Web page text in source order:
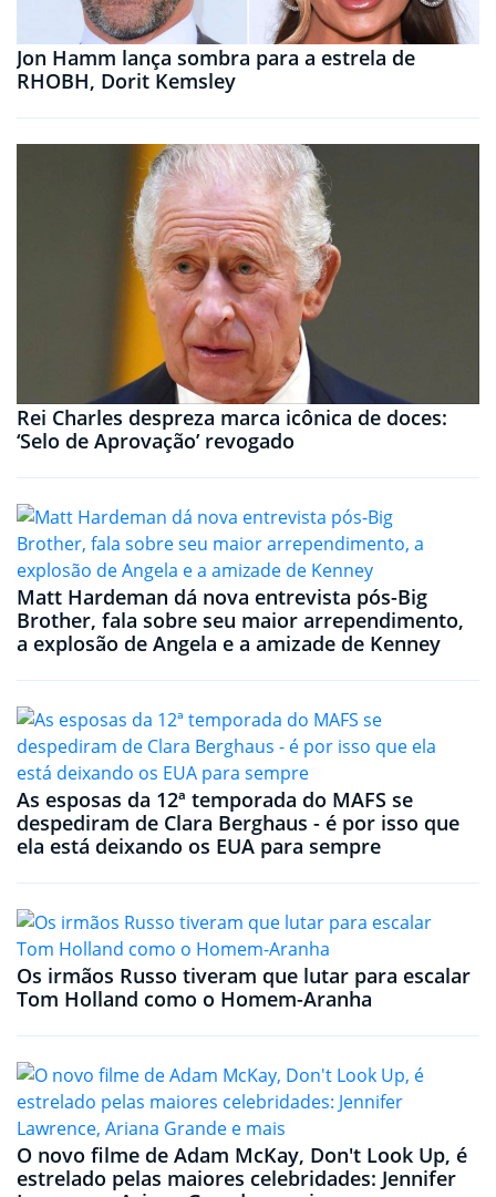
Jon Hamm lança sombra para a estrela de
RHOBH, Dorit Kemsley
Rei Charles despreza marca icônica de doces:
‘Selo de Aprovação’ revogado
Matt Hardeman dá nova entrevista pós-Big
Brother, fala sobre seu maior arrependimento,
a explosão de Angela e a amizade de Kenney
As esposas da 12ª temporada do MAFS se
despediram de Clara Berghaus - é por isso que
ela está deixando os EUA para sempre
Os irmãos Russo tiveram que lutar para escalar
Tom Holland como o Homem-Aranha
O novo filme de Adam McKay, Don't Look Up, é
estrelado pelas maiores celebridades: Jennifer